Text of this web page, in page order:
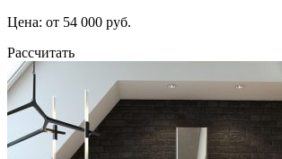
Цена: от 54 000 руб.
Рассчитать